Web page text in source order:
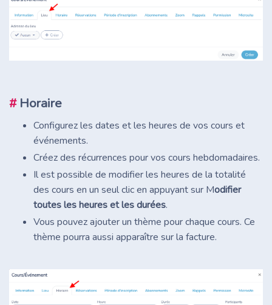
# Horaire
Configurez les dates et les heures de vos cours et
événements.
Créez des récurrences pour vos cours hebdomadaires.
Il est possible de modifier les heures de la totalité
des cours en un seul clic en appuyant sur Modifier
toutes les heures et les durées.
Vous pouvez ajouter un thème pour chaque cours. Ce
thème pourra aussi apparaître sur la facture.